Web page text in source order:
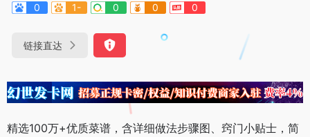
0
1- 0 0 0
链接直达
精选100万+优质菜谱，含详细做法步骤图、窍门小贴士，简